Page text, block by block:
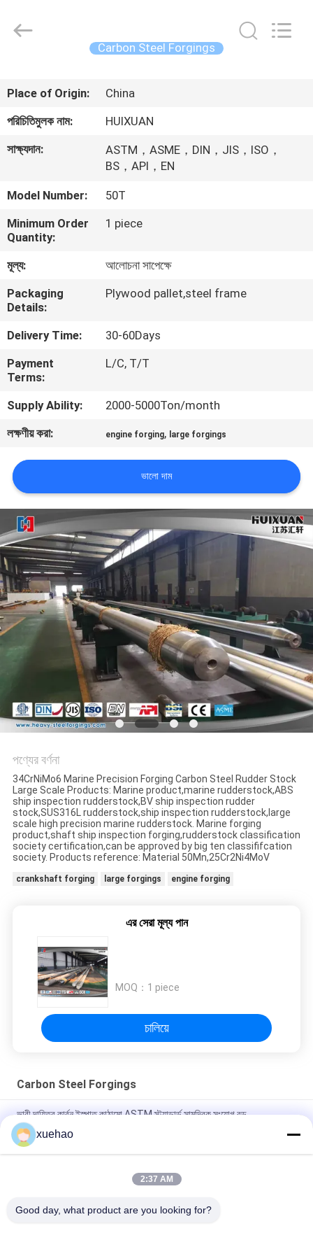
পণ্য
সম্পর্কে
কারখানা
ভ্রমণ
নিয়ন্ত্রণ
ম্যাপ
PRIVACY
POLICY
ENERGY
EQUIPMENT
Carbon Steel Forgings
Place of Origin:
China
পরিচিতিমুলক নাম:
HUIXUAN
সাক্ষ্যদান:
ASTM，ASME，DIN，JIS，ISO，
BS，API，EN
Model Number:
50T
Minimum Order
Quantity:
1 piece
মূল্য:
আলোচনা সাপেক্ষে
Packaging
Details:
Plywood pallet,steel frame
Delivery Time:
30-60Days
Payment
Terms:
L/C, T/T
Supply Ability:
2000-5000Ton/month
লক্ষণীয় করা:
engine forging, large forgings
ভালো দাম
পণ্যের বর্ণনা
34CrNiMo6 Marine Precision Forging Carbon Steel Rudder Stock
Large Scale Products: Marine product,marine rudderstock,ABS
ship inspection rudderstock,BV ship inspection rudder
stock,SUS316L rudderstock,ship inspection rudderstock,large
scale high precision marine rudderstock. Marine forging
product,shaft ship inspection forging,rudderstock classification
society certification,can be approved by big ten classififcation
society. Products reference: Material 50Mn,25Cr2Ni4MoV
crankshaft forging large forgings engine forging
এর সেরা মূল্য পান
MOQ： 1 piece
চালিয়ে
Carbon Steel Forgings
ভারী দায়িত্ব কার্বন ইস্পাত কাঠামো ASTM স্ট্যান্ডার্ড সামুদ্রিক সংযোগ রড
অ্যালগ স্টীল ফোর্জিং 25Cr2Ni4MoV, 34CrNiMo6 ভারী ইস্পাত শ্যাফ্ট, মোটর
শ্যাফ্ট।
অ্যালয় ইস্পাত ফোরজিং ২৫সিআর২এনআই৪এমওভি, ৩৪সিআরএনআইএমও৬ মেরিন শ্যাফ্ট,
xuehao
2:37 AM
Good day, what product are you looking for?